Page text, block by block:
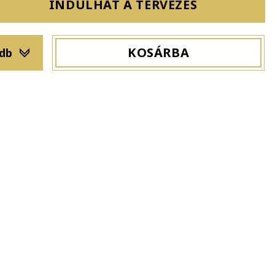
INDULHAT A TERVEZÉS
KOSÁRBA